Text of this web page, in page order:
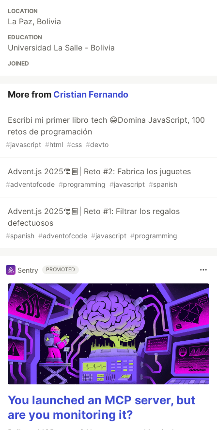
LOCATION
La Paz, Bolivia
EDUCATION
Universidad La Salle - Bolivia
JOINED
More from Cristian Fernando
Escribi mi primer libro tech 😁Domina JavaScript, 100
retos de programación
#javascript #html #css #devto
Advent.js 2025🎅🏼| Reto #2: Fabrica los juguetes
#adventofcode #programming #javascript #spanish
Advent.js 2025🎅🏼| Reto #1: Filtrar los regalos
defectuosos
#spanish #adventofcode #javascript #programming
Sentry PROMOTED
You launched an MCP server, but
are you monitoring it?